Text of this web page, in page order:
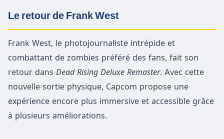
Le retour de Frank West
Frank West, le photojournaliste intrépide et
combattant de zombies préféré des fans, fait son
retour dans Dead Rising Deluxe Remaster. Avec cette
nouvelle sortie physique, Capcom propose une
expérience encore plus immersive et accessible grâce
à plusieurs améliorations.